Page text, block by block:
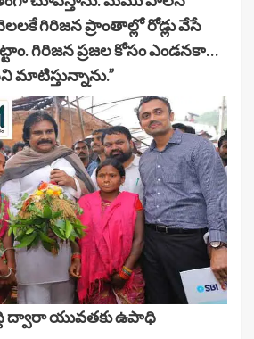
గిరిజన ప్రాంతాల్లో రోడ్లు వేసే
గిరిజన ప్రజల కోసం ఎండనకా…
ద్వారా యువతకు ఉపాధి